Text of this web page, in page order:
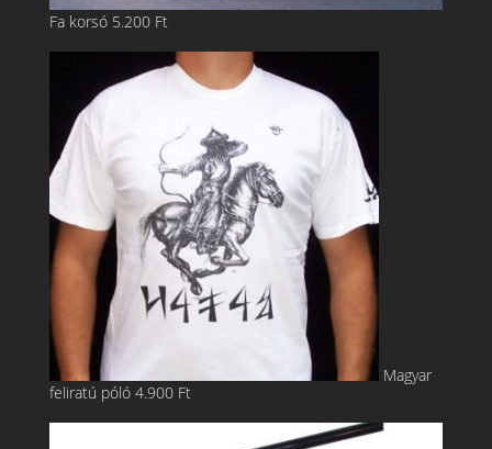
Fa korsó 5.200 Ft
Magyar
feliratú póló 4.900 Ft